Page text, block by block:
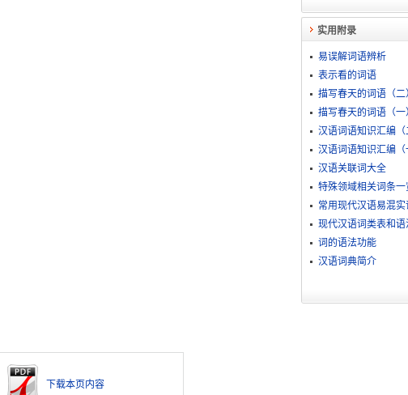
下载本页内容
实用附录
易误解词语辨析
表示看的词语
描写春天的词语（二
描写春天的词语（一
汉语词语知识汇编（
汉语词语知识汇编（
汉语关联词大全
特殊领域相关词条一
常用现代汉语易混实
现代汉语词类表和语
词的语法功能
汉语词典简介